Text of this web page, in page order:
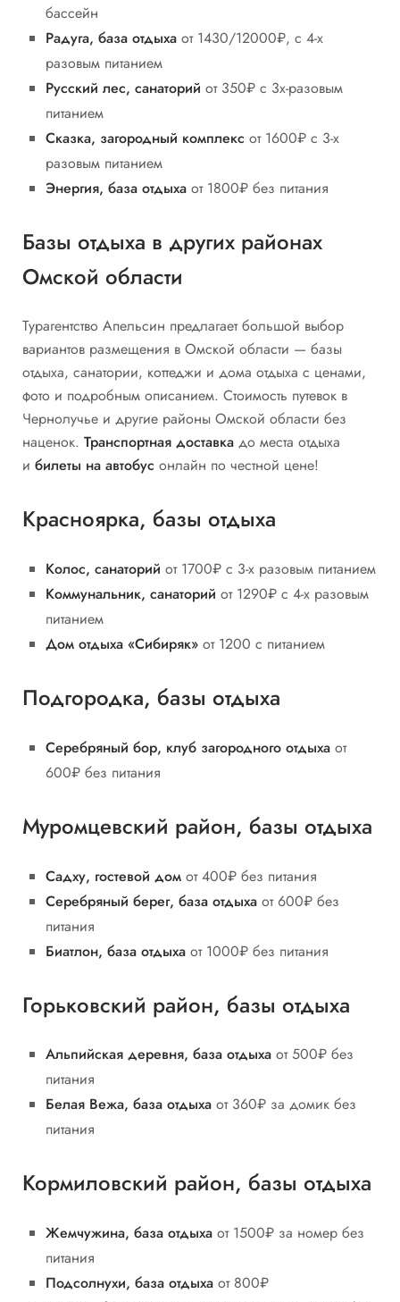
бассейн
Радуга, база отдыха от 1430/12000₽, с 4-х
разовым питанием
Русский лес, санаторий от 350₽ с 3х-разовым
питанием
Сказка, загородный комплекс от 1600₽ с 3-х
разовым питанием
Энергия, база отдыха от 1800₽ без питания
Базы отдыха в других районах
Омской области
Турагентство Апельсин предлагает большой выбор
вариантов размещения в Омской области — базы
отдыха, санатории, коттеджи и дома отдыха с ценами,
фото и подробным описанием. Стоимость путевок в
Чернолучье и другие районы Омской области без
наценок. Транспортная доставка до места отдыха
и билеты на автобус онлайн по честной цене!
Красноярка, базы отдыха
Колос, санаторий от 1700₽ с 3-х разовым питанием
Коммунальник, санаторий от 1290₽ с 4-х разовым
питанием
Дом отдыха «Сибиряк» от 1200 с питанием
Подгородка, базы отдыха
Серебряный бор, клуб загородного отдыха от
600₽ без питания
Муромцевский район, базы отдыха
Садху, гостевой дом от 400₽ без питания
Серебряный берег, база отдыха от 600₽ без
питания
Биатлон, база отдыха от 1000₽ без питания
Горьковский район, базы отдыха
Альпийская деревня, база отдыха от 500₽ без
питания
Белая Вежа, база отдыха от 360₽ за домик без
питания
Кормиловский район, базы отдыха
Жемчужина, база отдыха от 1500₽ за номер без
питания
Подсолнухи, база отдыха от 800₽